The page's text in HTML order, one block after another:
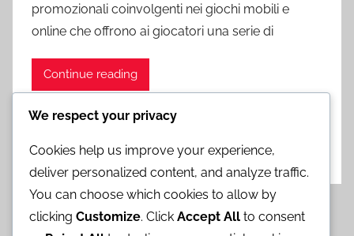
promozionali coinvolgenti nei giochi mobili e
online che offrono ai giocatori una serie di
Continue reading
Leave a comment
Posts
«Previous
Posts
1 2 3 4 5
Next
Posts
»
We respect your privacy
Cookies help us improve your experience,
deliver personalized content, and analyze traffic.
You can choose which cookies to allow by
clicking Customize. Click Accept All to consent